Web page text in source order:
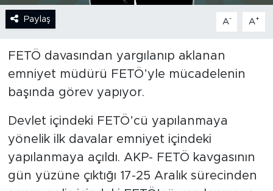
Paylaş A- A+
FETÖ davasından yargılanıp aklanan
emniyet müdürü FETÖ’yle mücadelenin
başında görev yapıyor.
Devlet içindeki FETÖ’cü yapılanmaya
yönelik ilk davalar emniyet içindeki
yapılanmaya açıldı. AKP- FETÖ kavgasının
gün yüzüne çıktığı 17-25 Aralık sürecinden
KULİS
POLİTİKA
EKONOMİ
SPOR
KÜLTÜR SANAT